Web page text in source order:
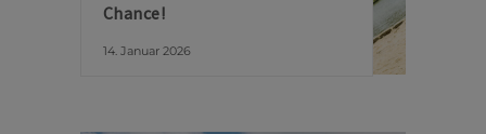
Chance!
14. Januar 2026